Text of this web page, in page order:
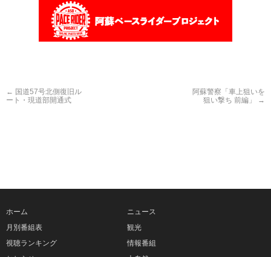
← 国道57号北側復旧ル
ート・現道部開通式
阿蘇警察「車上狙いを
狙い撃ち 前編」
→
ホーム
月別番組表
視聴ランキング
ニュース
観光
情報番組